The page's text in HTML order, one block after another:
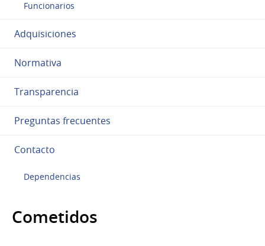
Funcionarios
Adquisiciones
Normativa
Transparencia
Preguntas frecuentes
Contacto
Dependencias
Cometidos